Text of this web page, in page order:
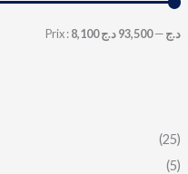
Prix : 8,100 د.ج—93,500 د.ج
(25)
(5)